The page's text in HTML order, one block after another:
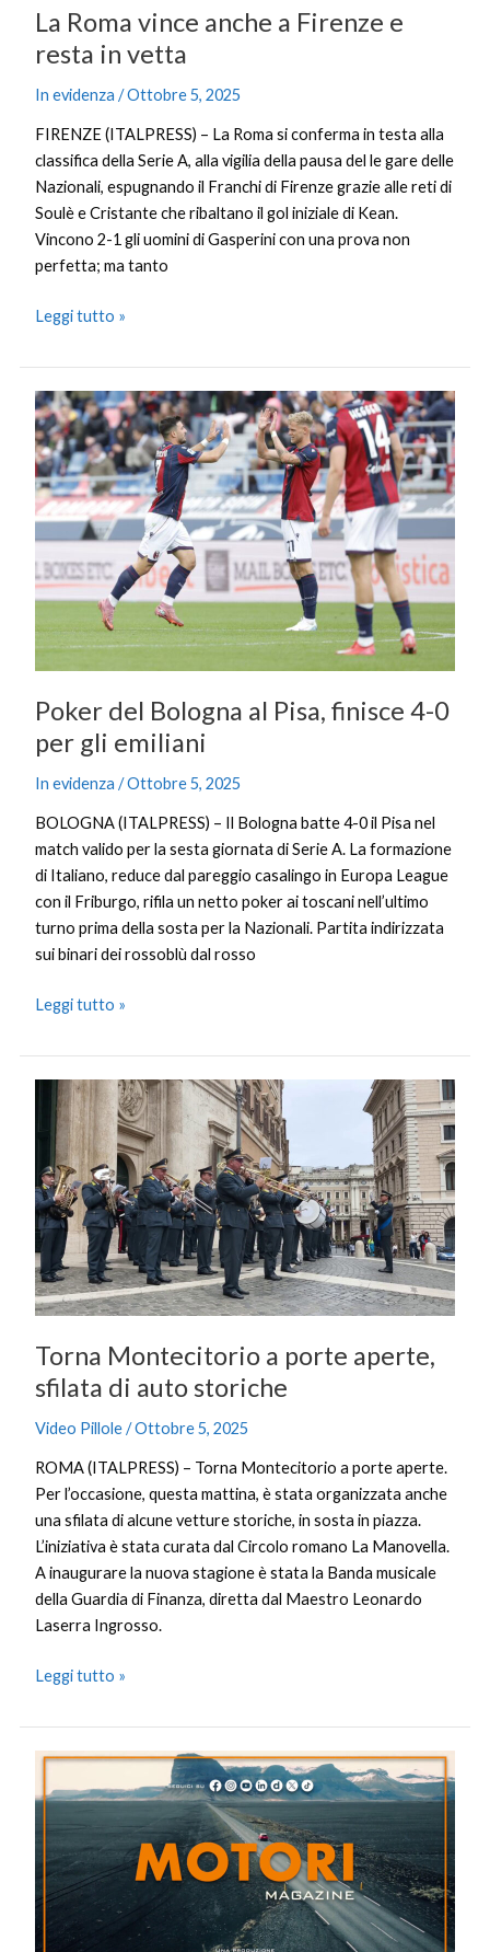
La Roma vince anche a Firenze e
resta in vetta
In evidenza /Ottobre 5, 2025
FIRENZE (ITALPRESS) – La Roma si conferma in testa alla
classifica della Serie A, alla vigilia della pausa del le gare delle
Nazionali, espugnando il Franchi di Firenze grazie alle reti di
Soulè e Cristante che ribaltano il gol iniziale di Kean.
Vincono 2-1 gli uomini di Gasperini con una prova non
perfetta; ma tanto
Leggi tutto »
Poker del Bologna al Pisa, finisce 4-0
per gli emiliani
In evidenza /Ottobre 5, 2025
BOLOGNA (ITALPRESS) – Il Bologna batte 4-0 il Pisa nel
match valido per la sesta giornata di Serie A. La formazione
di Italiano, reduce dal pareggio casalingo in Europa League
con il Friburgo, rifila un netto poker ai toscani nell’ultimo
turno prima della sosta per la Nazionali. Partita indirizzata
sui binari dei rossoblù dal rosso
Poker
del
Bologna
al
Pisa,
finisce
4-
0
Leggi tutto »
Torna Montecitorio a porte aperte,
sfilata di auto storiche
Video Pillole/Ottobre 5, 2025
ROMA (ITALPRESS) – Torna Montecitorio a porte aperte.
Per l’occasione, questa mattina, è stata organizzata anche
una sfilata di alcune vetture storiche, in sosta in piazza.
L’iniziativa è stata curata dal Circolo romano La Manovella.
A inaugurare la nuova stagione è stata la Banda musicale
della Guardia di Finanza, diretta dal Maestro Leonardo
Laserra Ingrosso.
Torna
Montecitorio
porte
aperte,
sfilata
di
auto
storiche
Leggi tutto »
Motori
Magazine